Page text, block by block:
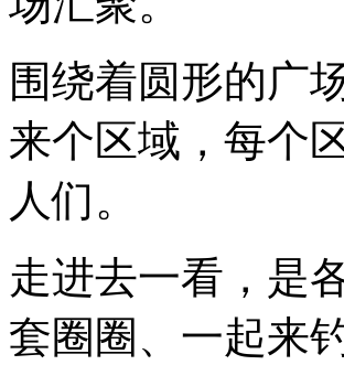
围绕着圆形的广
来个区域，每个
人们。
走进去一看，是
套圈圈、一起来